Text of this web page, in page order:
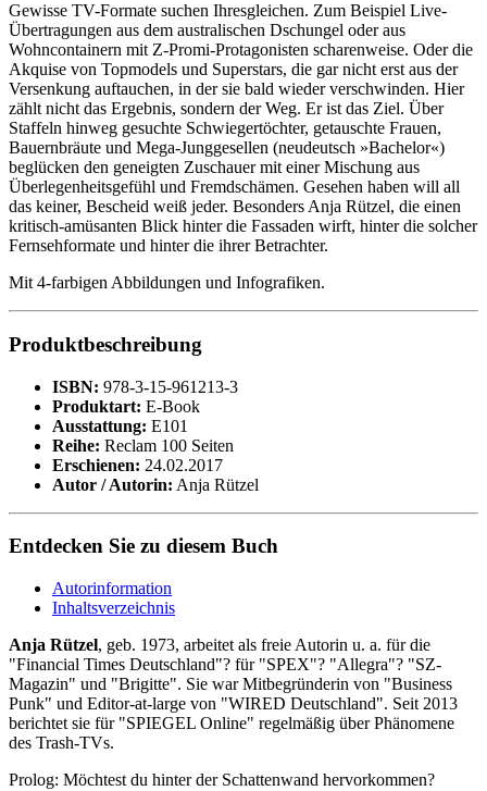
Gewisse TV-Formate suchen Ihresgleichen. Zum Beispiel Live-
Übertragungen aus dem australischen Dschungel oder aus
Wohncontainern mit Z-Promi-Protagonisten scharenweise. Oder die
Akquise von Topmodels und Superstars, die gar nicht erst aus der
Versenkung auftauchen, in der sie bald wieder verschwinden. Hier
zählt nicht das Ergebnis, sondern der Weg. Er ist das Ziel. Über
Staffeln hinweg gesuchte Schwiegertöchter, getauschte Frauen,
Bauernbräute und Mega-Junggesellen (neudeutsch »Bachelor«)
beglücken den geneigten Zuschauer mit einer Mischung aus
Überlegenheitsgefühl und Fremdschämen. Gesehen haben will all
das keiner, Bescheid weiß jeder. Besonders Anja Rützel, die einen
kritisch-amüsanten Blick hinter die Fassaden wirft, hinter die solcher
Fernsehformate und hinter die ihrer Betrachter.
Mit 4-farbigen Abbildungen und Infografiken.
Produktbeschreibung
ISBN: 978-3-15-961213-3
Produktart: E-Book
Ausstattung: E101
Reihe: Reclam 100 Seiten
Erschienen: 24.02.2017
Autor / Autorin: Anja Rützel
Entdecken Sie zu diesem Buch
Autorinformation
Inhaltsverzeichnis
Anja Rützel, geb. 1973, arbeitet als freie Autorin u. a. für die
"Financial Times Deutschland"? für "SPEX"? "Allegra"? "SZ-
Magazin" und "Brigitte". Sie war Mitbegründerin von "Business
Punk" und Editor-at-large von "WIRED Deutschland". Seit 2013
berichtet sie für "SPIEGEL Online" regelmäßig über Phänomene
des Trash-TVs.
Prolog: Möchtest du hinter der Schattenwand hervorkommen?